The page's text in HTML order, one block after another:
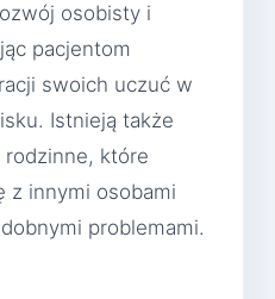
osobisty i
pacjentom
swoich uczuć w
Istnieją także
które
z innymi osobami
problemami.